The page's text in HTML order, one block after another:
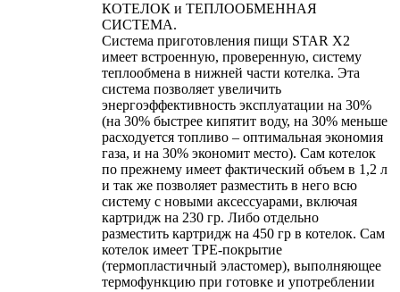
КОТЕЛОК и ТЕПЛООБМЕННАЯ
СИСТЕМА.
Система приготовления пищи STAR X2
имеет встроенную, проверенную, систему
теплообмена в нижней части котелка. Эта
система позволяет увеличить
энергоэффективность эксплуатации на 30%
(на 30% быстрее кипятит воду, на 30% меньше
расходуется топливо – оптимальная экономия
газа, и на 30% экономит место). Сам котелок
по прежнему имеет фактический объем в 1,2 л
и так же позволяет разместить в него всю
систему с новыми аксессуарами, включая
картридж на 230 гр. Либо отдельно
разместить картридж на 450 гр в котелок. Сам
котелок имеет TPE-покрытие
(термопластичный эластомер), выполняющее
термофункцию при готовке и употреблении